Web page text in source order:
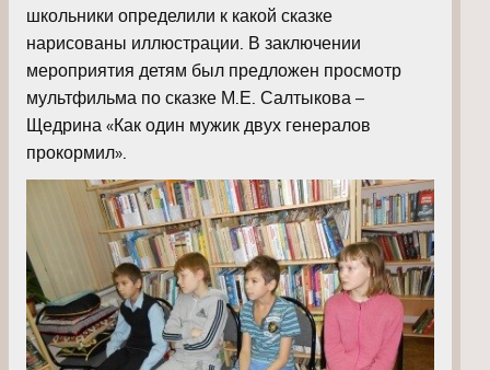
школьники определили к какой сказке
нарисованы иллюстрации. В заключении
мероприятия детям был предложен просмотр
мультфильма по сказке М.Е. Салтыкова –
Щедрина «Как один мужик двух генералов
прокормил».